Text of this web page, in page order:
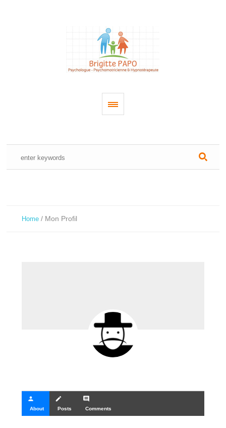
Home / Mon Profil
person
About
create
Posts
comment
Comments